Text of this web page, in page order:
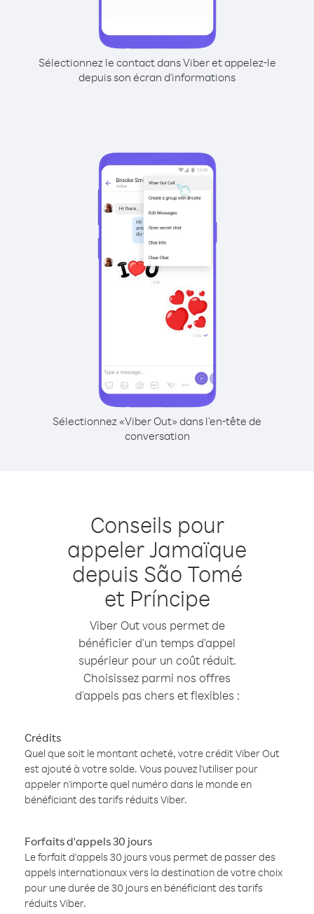
Sélectionnez le contact dans Viber et appelez-le
depuis son écran d'informations
Sélectionnez «Viber Out» dans l'en-tête de
conversation
Conseils pour
appeler Jamaïque
depuis São Tomé
et Príncipe
Viber Out vous permet de
bénéficier d'un temps d'appel
supérieur pour un coût réduit.
Choisissez parmi nos offres
d'appels pas chers et flexibles :
Crédits
Quel que soit le montant acheté, votre crédit Viber Out
est ajouté à votre solde. Vous pouvez l'utiliser pour
appeler n'importe quel numéro dans le monde en
bénéficiant des tarifs réduits Viber.
Forfaits d'appels 30 jours
Le forfait d'appels 30 jours vous permet de passer des
appels internationaux vers la destination de votre choix
pour une durée de 30 jours en bénéficiant des tarifs
réduits Viber.